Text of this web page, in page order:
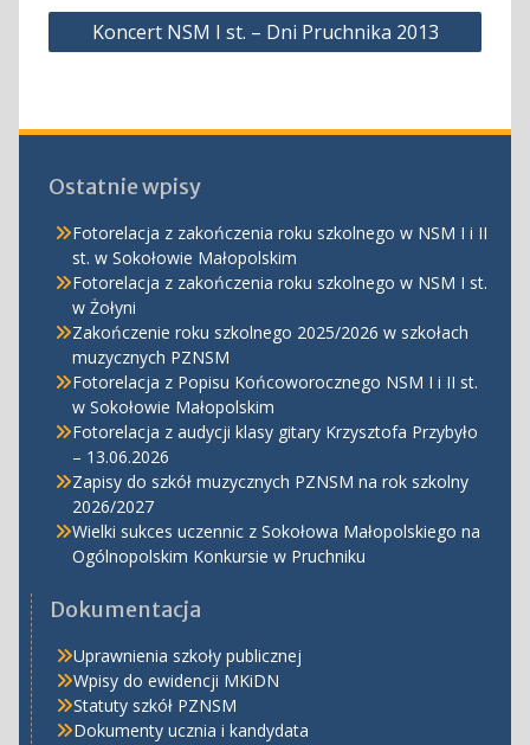
Nawigacja
wpisu
Koncert NSM I st. – Dni Pruchnika 2013
Ostatnie wpisy
Fotorelacja z zakończenia roku szkolnego w NSM I i II
st. w Sokołowie Małopolskim
Fotorelacja z zakończenia roku szkolnego w NSM I st.
w Żołyni
Zakończenie roku szkolnego 2025/2026 w szkołach
muzycznych PZNSM
Fotorelacja z Popisu Końcoworocznego NSM I i II st.
w Sokołowie Małopolskim
Fotorelacja z audycji klasy gitary Krzysztofa Przybyło
– 13.06.2026
Zapisy do szkół muzycznych PZNSM na rok szkolny
2026/2027
Wielki sukces uczennic z Sokołowa Małopolskiego na
Ogólnopolskim Konkursie w Pruchniku
Dokumentacja
Uprawnienia szkoły publicznej
Wpisy do ewidencji MKiDN
Statuty szkół PZNSM
Dokumenty ucznia i kandydata